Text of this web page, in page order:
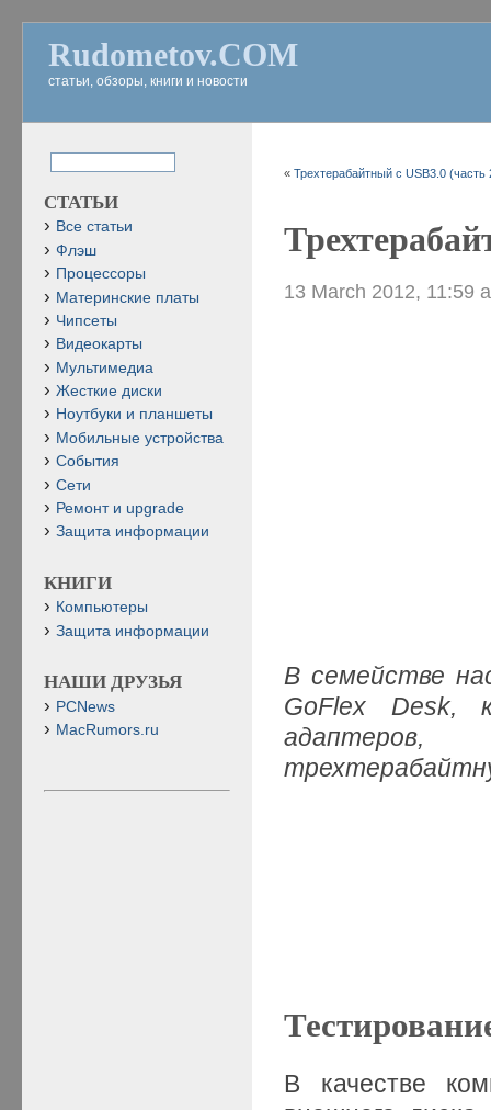
Rudometov.COM
статьи, обзоры, книги и новости
«Трехтерабайтный с USB3.0 (часть
13 March 2012, 11:59
В семействе
GoFlex Desk,
В качестве
СТАТЬИ
Все статьи
Флэш
Процессоры
Материнские платы
Чипсеты
Видеокарты
Мультимедиа
Жесткие диски
Ноутбуки и планшеты
Мобильные устройства
События
Сети
Ремонт и upgrade
Защита информации
КНИГИ
Компьютеры
Защита информации
НАШИ ДРУЗЬЯ
PCNews
MacRumors.ru